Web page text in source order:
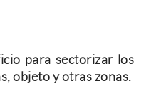
para sectorizar los
objeto y otras zonas.